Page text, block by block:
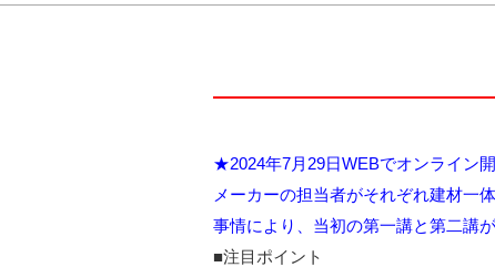
★2024年7月29日WEBでオンライ
メーカーの担当者がそれぞれ建材一
事情により、当初の第一講と第二講
■注目ポイント